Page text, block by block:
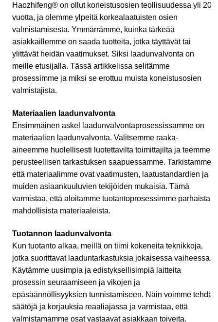
Haozhifeng® on ollut koneistusosien teollisuudessa yli 20
vuotta, ja olemme ylpeitä korkealaatuisten osien
valmistamisesta. Ymmärrämme, kuinka tärkeää
asiakkaillemme on saada tuotteita, jotka täyttävät tai
ylittävät heidän vaatimukset. Siksi laadunvalvonta on
meille etusijalla. Tässä artikkelissa selitämme
prosessimme ja miksi se erottuu muista koneistusosien
valmistajista.
Materiaalien laadunvalvonta
Ensimmäinen askel laadunvalvontaprosessissamme on
materiaalien laadunvalvonta. Valitsemme raaka-
aineemme huolellisesti luotettavilta toimittajilta ja teemme
perusteellisen tarkastuksen saapuessamme. Tarkistamme,
että materiaalimme ovat vaatimusten, laatustandardien ja
muiden asiaankuuluvien tekijöiden mukaisia. Tämä
varmistaa, että aloitamme tuotantoprosessimme parhaista
mahdollisista materiaaleista.
Tuotannon laadunvalvonta
Kun tuotanto alkaa, meillä on tiimi kokeneita teknikkoja,
jotka suorittavat laaduntarkastuksia jokaisessa vaiheessa.
Käytämme uusimpia ja edistyksellisimpiä laitteita
prosessin seuraamiseen ja vikojen ja
epäsäännöllisyyksien tunnistamiseen. Näin voimme tehdä
säätöjä ja korjauksia reaaliajassa ja varmistaa, että
valmistamamme osat vastaavat asiakkaan toiveita.